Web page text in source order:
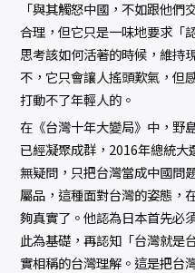
「與其觸怒中國，不如跟他
合理，但它只是一味地要求「
思考該如何活著的時候，維持
不，它只會讓人搖頭歎氣，但
打動不了年輕人的。
在《台灣十年大變局》中，野
已經凝聚成群，2016年總統
無疑問，只把台灣當成中國問
屬品，這種面對台灣的姿態，
夠真實了。他認為日本首先必
此為基礎，再認知「台灣就是
實相稱的台灣理解。這是把台